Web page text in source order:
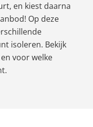
en kiest daarna
Op deze
isoleren. Bekijk
voor welke